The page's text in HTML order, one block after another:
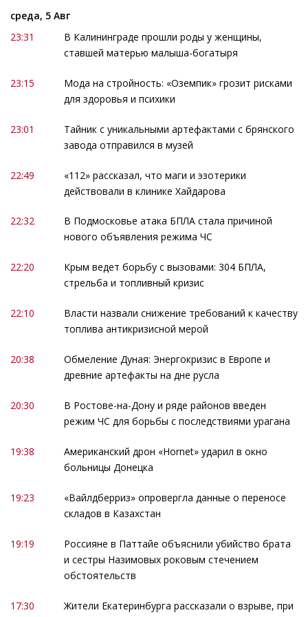
среда, 5 Авг
23:31
В Калининграде прошли роды у женщины,
ставшей матерью малыша-богатыря
23:15
Мода на стройность: «Оземпик» грозит рисками
для здоровья и психики
23:01
Тайник с уникальными артефактами с брянского
завода отправился в музей
22:49
«112» рассказал, что маги и эзотерики
действовали в клинике Хайдарова
22:32
В Подмосковье атака БПЛА стала причиной
нового объявления режима ЧС
22:20
Крым ведет борьбу с вызовами: 304 БПЛА,
стрельба и топливный кризис
22:10
Власти назвали снижение требований к качеству
топлива антикризисной мерой
20:38
Обмеление Дуная: Энергокризис в Европе и
древние артефакты на дне русла
20:30
В Ростове-на-Дону и ряде районов введен
режим ЧС для борьбы с последствиями урагана
19:38
Американский дрон «Hornet» ударил в окно
больницы Донецка
19:23
«Вайлдберриз» опровергла данные о переносе
складов в Казахстан
19:19
Россияне в Паттайе объяснили убийство брата
и сестры Назимовых роковым стечением
обстоятельств
17:30
Жители Екатеринбурга рассказали о взрыве, при